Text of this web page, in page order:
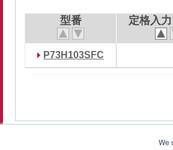
We
型番 定格入
P73H103SFC